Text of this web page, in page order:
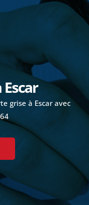
Escar
grise à Escar avec